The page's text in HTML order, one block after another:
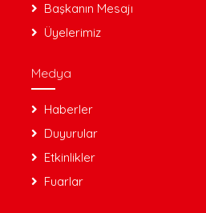
Başkanın Mesajı
Üyelerimiz
Medya
Haberler
Duyurular
Etkinlikler
Fuarlar